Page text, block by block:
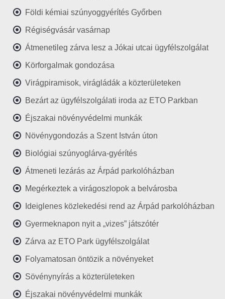
Földi kémiai szúnyoggyérítés Győrben
Régiségvásár vasárnap
Átmenetileg zárva lesz a Jókai utcai ügyfélszolgálat
Körforgalmak gondozása
Virágpiramisok, virágládák a közterületeken
Bezárt az ügyfélszolgálati iroda az ETO Parkban
Éjszakai növényvédelmi munkák
Növénygondozás a Szent István úton
Biológiai szúnyoglárva-gyérítés
Átmeneti lezárás az Árpád parkolóházban
Megérkeztek a virágoszlopok a belvárosba
Ideiglenes közlekedési rend az Árpád parkolóházban
Gyermeknapon nyit a „vizes” játszótér
Zárva az ETO Park ügyfélszolgálat
Folyamatosan öntözik a növényeket
Sövénynyírás a közterületeken
Éjszakai növényvédelmi munkák